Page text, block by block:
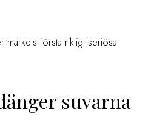
första riktigt seriösa
suvarna